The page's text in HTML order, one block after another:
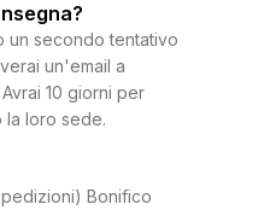
un secondo tentativo
un'email a
10 giorni per
la loro sede.
Bonifico